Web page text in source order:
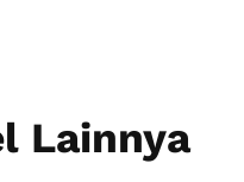
Lainnya